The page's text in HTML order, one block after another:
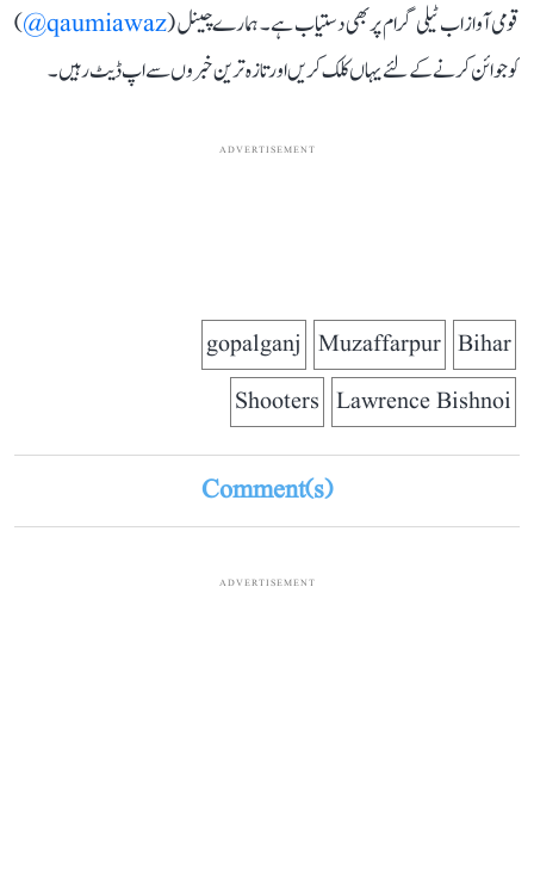
قومی آواز اب ٹیلی گرام پر بھی دستیاب ہے۔ ہمارے چینل (qaumiawaz@
)
کو جوائن کرنے کے لئے یہاں کلک کریں اور تازہ ترین خبروں سے اپ ڈیٹ رہیں۔
ADVERTISEMENT
Bihar
Muzaffarpur
gopalganj
Lawrence Bishnoi
Shooters
Comment(s)
ADVERTISEMENT